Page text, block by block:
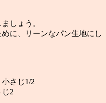
しょう。
に、リーンなパン生地にし
さじ1/2
2